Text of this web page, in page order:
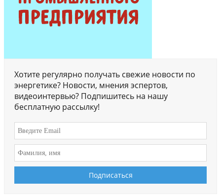
Хотите регулярно получать свежие новости по
энергетике? Новости, мнения эспертов,
видеоинтервью? Подпишитесь на нашу
бесплатную рассылку!